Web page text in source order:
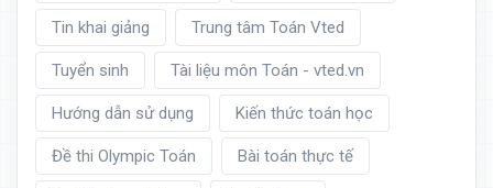
Tin khai giảng Trung tâm Toán Vted
Tuyển sinh Tài liệu môn Toán - vted.vn
Hướng dẫn sử dụng Kiến thức toán học
Đề thi Olympic Toán Bài toán thực tế